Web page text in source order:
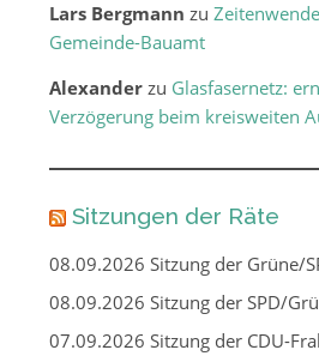
Lars Bergmann zu
Gemeinde-Bauamt
Alexanderzu Glasfasernetz:
Verzögerung beim kreisweiten
Sitzungen der Räte
08.09.2026 Sitzung der Grüne/
08.09.2026 Sitzung der SPD/
07.09.2026 Sitzung der CDU-